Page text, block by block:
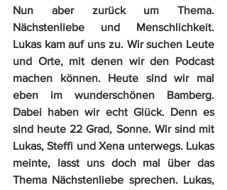
Nun aber zurück um Thema.
Nächstenliebe und Menschlichkeit.
Lukas kam auf uns zu. Wir suchen Leute
und Orte, mit denen wir den Podcast
machen können. Heute sind wir mal
eben im wunderschönen Bamberg.
Dabei haben wir echt Glück. Denn es
sind heute 22 Grad, Sonne. Wir sind mit
Lukas, Steffi und Xena unterwegs. Lukas
meinte, lasst uns doch mal über das
Thema Nächstenliebe sprechen. Lukas,